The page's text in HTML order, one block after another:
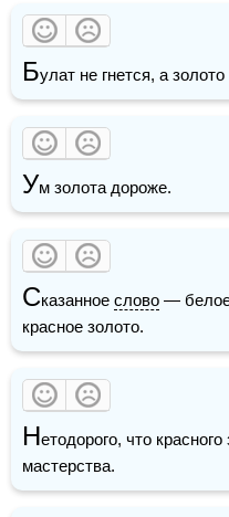
Булат не гнется, а
Ум золота дороже.
Сказанное слово —
красное золото.
Нетодорого, что
мастерства.